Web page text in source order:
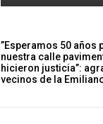
”Esperamos 50 años
nuestra calle
hicieron justicia”:
vecinos de la